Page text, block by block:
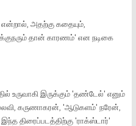
என்றால், அதற்கு கதையும்,
தான் காரணம்' என நடிகை
உருவாகி இருக்கும் 'தண்டேல்' எனும்
கருணாகரன், 'ஆடுகளம்' நரேன்,
இந்த திரைப்படத்திற்கு 'ராக்ஸ்டார்'